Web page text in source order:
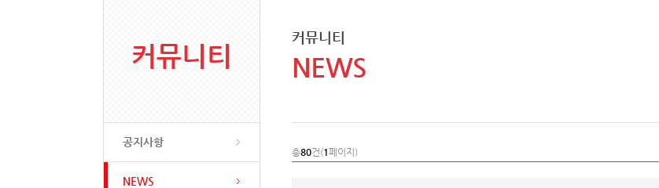
커뮤니티
공지사항
NEWS
커뮤니티
NEWS
총80건(1페이지)